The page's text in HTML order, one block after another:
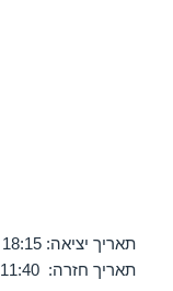
תאריך יציאה: 18:15 | 02/03/14
תאריך חזרה: 11:40 | 06/03/14